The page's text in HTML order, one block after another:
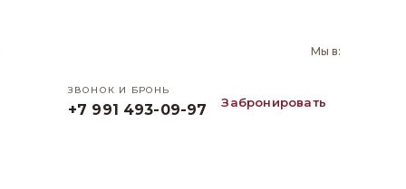
Мы в:
ЗВОНОК И БРОНЬ
+7 991 493-09-97 Забронировать